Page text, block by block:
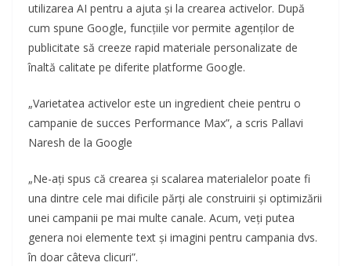
utilizarea AI pentru a ajuta și la crearea activelor. După
cum spune Google, funcțiile vor permite agenților de
publicitate să creeze rapid materiale personalizate de
înaltă calitate pe diferite platforme Google.
„Varietatea activelor este un ingredient cheie pentru o
campanie de succes Performance Max”, a scris Pallavi
Naresh de la Google
„Ne-ați spus că crearea și scalarea materialelor poate fi
una dintre cele mai dificile părți ale construirii și optimizării
unei campanii pe mai multe canale. Acum, veți putea
genera noi elemente text și imagini pentru campania dvs.
în doar câteva clicuri”.